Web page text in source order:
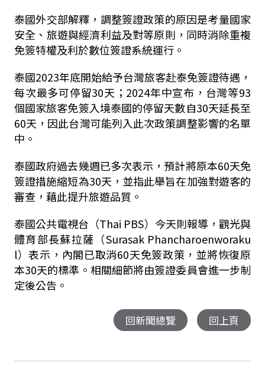
泰國外交部解釋，調整簽證政策的原因是考量國家
安全、旅遊與經濟利益及對等原則，同時消除重複
免簽特權及利於數位簽證系統運行。
泰國2023年底開始給予台灣旅客赴泰免簽證待遇，
每次最多可停留30天；2024年中宣布，台灣等93
個國家旅客免簽入境泰國的停留天數自30天延長至
60天，因此台灣可能列入此次政策調整影響的名單
中。
泰國政府過去幾週已多次表示，預計將原本60天免
簽證措施縮短為30天，並指此舉旨在加強對遊客的
審查，藉此提升旅遊品質。
泰國公共電視台（Thai PBS）今天則報導，觀光與
體育部長蘇拉薩（Surasak Phancharoenworaku
l）表示，內閣已取消60天免簽政策，並將恢復原
本30天的標準。相關細節將由簽證委員會進一步制
定後公告。
回新聞總覽 回上頁